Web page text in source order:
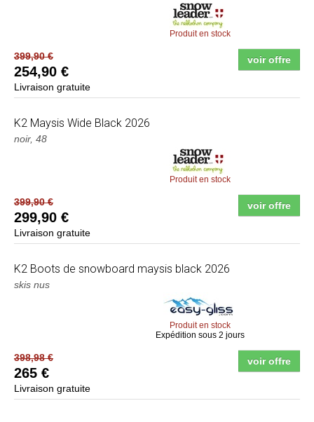
Produit en stock
399,90 €
254,90 €
Livraison gratuite
voir offre
K2 Maysis Wide Black 2026
noir, 48
Produit en stock
399,90 €
299,90 €
Livraison gratuite
voir offre
K2 Boots de snowboard maysis black 2026
skis nus
Produit en stock
Expédition sous 2 jours
398,98 €
265 €
Livraison gratuite
voir offre